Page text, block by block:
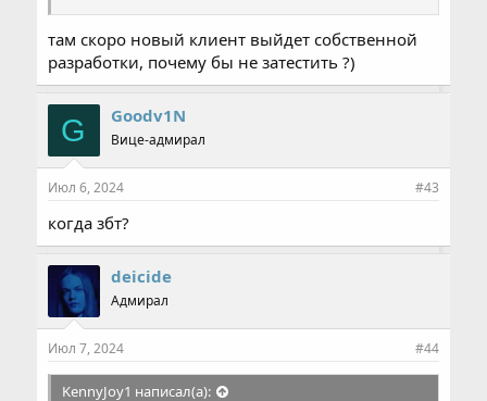
там скоро новый клиент выйдет собственной
разработки, почему бы не затестить ?)
G Goodv1N
Вице-адмирал
Июл 6, 2024 #43
когда збт?
deicide
Адмирал
Июл 7, 2024 #44
KennyJoy1 написал(а):